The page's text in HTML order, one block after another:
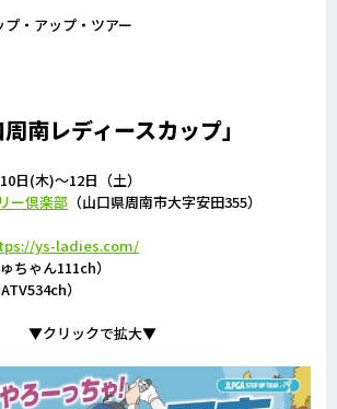
プ・アップ・ツアー
周南レディースカップ」
日(木)～12日（土）
ー倶楽部 （山口県周南市大字安田355）
ys-ladies.com/
ちゃん111ch）
）
▼クリックで拡大▼